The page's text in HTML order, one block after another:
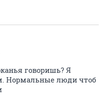
говоришь? Я
Нормальные люди чтоб